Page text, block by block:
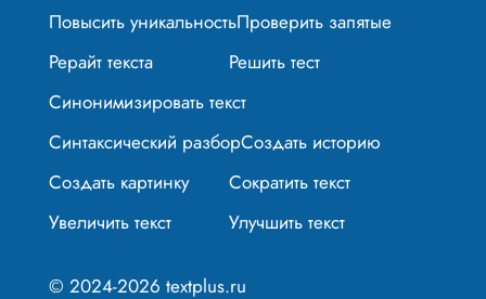
Повысить уникальностьПроверить запятые
Рерайт текста
Решить тест
Синонимизировать текст
Синтаксический разборСоздать историю
Создать картинку
Сократить текст
Увеличить текст
Улучшить текст
© 2024-2026 textplus.ru